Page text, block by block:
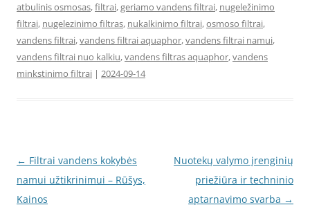
atbulinis osmosas,filtrai,geriamo vandens filtrai, nugeležinimo
filtrai, nugelezinimo filtras, nukalkinimo filtrai,osmoso filtrai,
vandens filtrai,vandens filtrai aquaphor,vandens filtrai namui,
vandens filtrai nuo kalkiu,vandens filtras aquaphor,vandens
minkstinimo filtrai | 2024-09-14
Įrašo
navigacija
← Filtrai vandens kokybės
namui užtikrinimui – Rūšys,
Kainos
Nuotekų valymo įrenginių
priežiūra ir techninio
aptarnavimo svarba →